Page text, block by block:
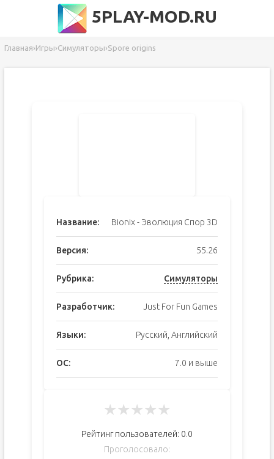
5PLAY-MOD.RU
Главная›Игры›Симуляторы›Spore origins
Название: Bionix - Эволюция Спор 3D
Версия: 55.26
Рубрика: Симуляторы
Разработчик: Just For Fun Games
Языки: Русский, Английский
ОС: 7.0 и выше
★★★★★
Рейтинг пользователей: 0.0
Проголосовало: